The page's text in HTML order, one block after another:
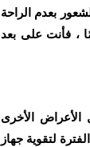
بعدم الراحة
، فأنت على بعد
الأعراض الأخرى
لتقوية جهاز